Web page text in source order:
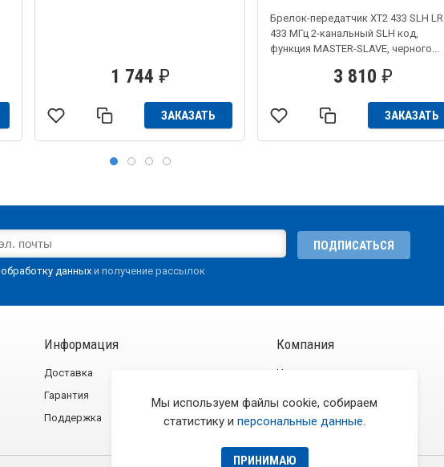
1 744 ₽
ЗАКАЗАТЬ
Брелок-передатчик XT2 433 SLH LR
433 МГц 2-канальный SLH код,
функция MASTER-SLAVE, черного...
3 810 ₽
ЗАКАЗАТЬ
ПОДПИСАТЬСЯ
обработку данных и получение рассылок
Информация
Доставка
Гарантия
Поддержка
Компания
Новости
Контакты
Мы используем файлы cookie, собираем
статистику и персональные данные.
ПРИНИМАЮ